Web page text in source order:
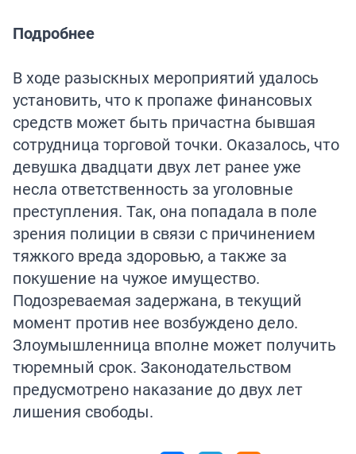
Подробнее
В ходе разыскных мероприятий удалось
установить, что к пропаже финансовых
средств может быть причастна бывшая
сотрудница торговой точки. Оказалось, что
девушка двадцати двух лет ранее уже
несла ответственность за уголовные
преступления. Так, она попадала в поле
зрения полиции в связи с причинением
тяжкого вреда здоровью, а также за
покушение на чужое имущество.
Подозреваемая задержана, в текущий
момент против нее возбуждено дело.
Злоумышленница вполне может получить
тюремный срок. Законодательством
предусмотрено наказание до двух лет
лишения свободы.